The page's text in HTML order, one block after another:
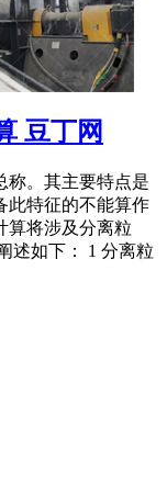
豆丁网
称。其主要特点是
此特征的不能算作
算将涉及分离粒
述如下： 1 分离粒